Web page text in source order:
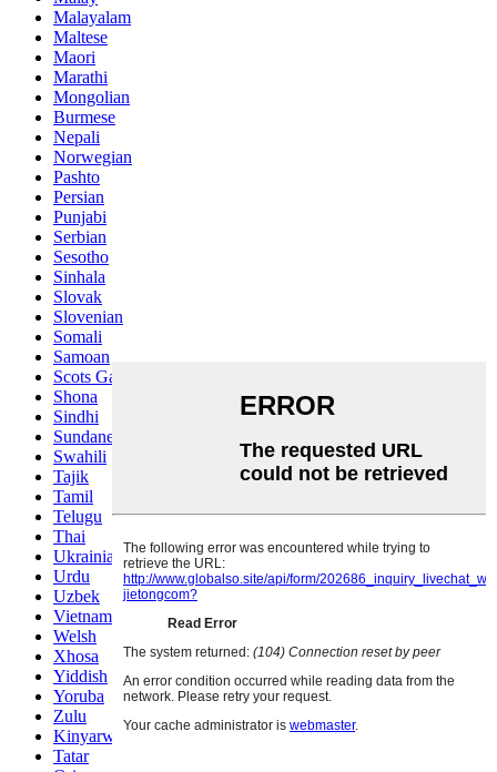
Malayalam
Maltese
Maori
Marathi
Mongolian
Burmese
Nepali
Norwegian
Pashto
Persian
Punjabi
Serbian
Sesotho
Sinhala
Slovak
Slovenian
Somali
Samoan
Scots Gaelic
Shona
Sindhi
Sundanese
Swahili
Tajik
Tamil
Telugu
Thai
Ukrainian
Urdu
Uzbek
Vietnamese
Welsh
Xhosa
Yiddish
Yoruba
Zulu
Kinyarwanda
Tatar